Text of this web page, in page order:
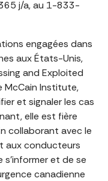
j/a, au 1-833-
engagées dans
aux États-Unis,
and Exploited
McCain Institute,
et signaler les cas
elle est fière
collaborant avec le
aux conducteurs
et de se
canadienne